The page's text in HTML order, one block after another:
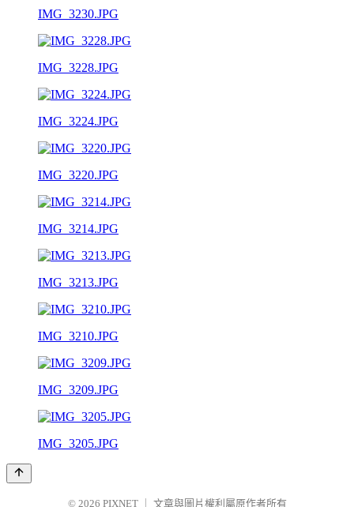
IMG_3230.JPG
IMG_3228.JPG
IMG_3224.JPG
IMG_3220.JPG
IMG_3214.JPG
IMG_3213.JPG
IMG_3210.JPG
IMG_3209.JPG
IMG_3205.JPG
© 2026 PIXNET 文章與圖片權利屬原作者所有